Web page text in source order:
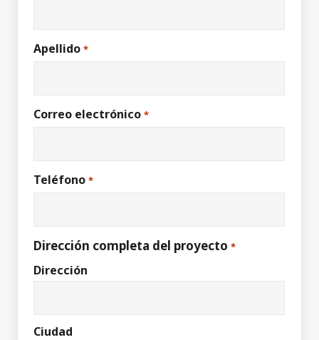
Apellido *
Correo electrónico *
Teléfono *
Dirección completa del proyecto *
Dirección
Ciudad